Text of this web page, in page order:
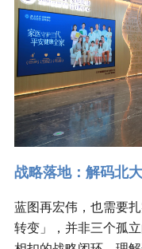
战略落地：解码北
蓝图再宏伟，也需要
转变」，并非三个孤